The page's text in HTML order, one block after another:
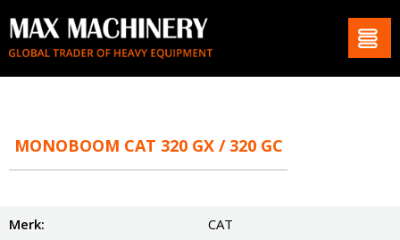
MONOBOOM CAT 320 GX / 320 GC
Merk:
CAT